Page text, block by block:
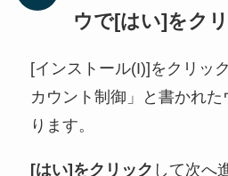
ウで[はい]をク
[インストール(I)]をクリッ
カウント制御」と書かれ
ります。
[はい]をクリック して次へ